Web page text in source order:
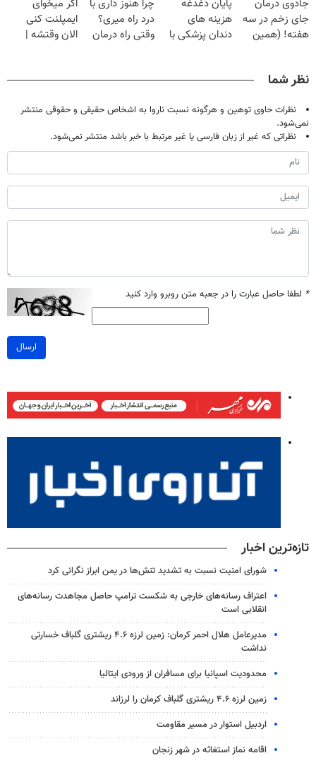
تحمل میکنی؟❗
جادوی درمان
جای زخم در سه
هفته! (همین
پایان دغدغه
هزینه های
دندان پزشکی با
چرا هنوز داری با
درد راه میری؟
وقتی راه درمان
اگر میخوای
ایمپلنت کنی
الان وقتشه |
نظر شما
نظرات حاوی توهین و هرگونه نسبت ناروا به اشخاص حقیقی و حقوقی منتشر
نمی‌شود.
نظراتی که غیر از زبان فارسی یا غیر مرتبط با خبر باشد منتشر نمی‌شود.
* لطفا حاصل عبارت را در جعبه متن روبرو وارد کنید
ارسال
تازه‌ترین اخبار
شورای امنیت نسبت به تشدید تنش‌ها در یمن ابراز نگرانی کرد
اعتراف رسانه‌های خارجی به شکست ترامپ حاصل مجاهدت رسانه‌های
انقلابی است
مدیرعامل هلال احمر کرمان: زمین لرزه ۴.۶ ریشتری گلباف خسارتی
نداشت
محدودیت اسپانیا برای مسافران از ورودی ایتالیا
زمین لرزه ۴.۶ ریشتری گلباف کرمان را لرزاند
اردبیل استوار در مسیر مقاومت
اقامه نماز استغاثه در شهر زنجان